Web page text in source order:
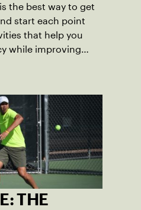
the best way to get
start each point
that help you
while improving
THE